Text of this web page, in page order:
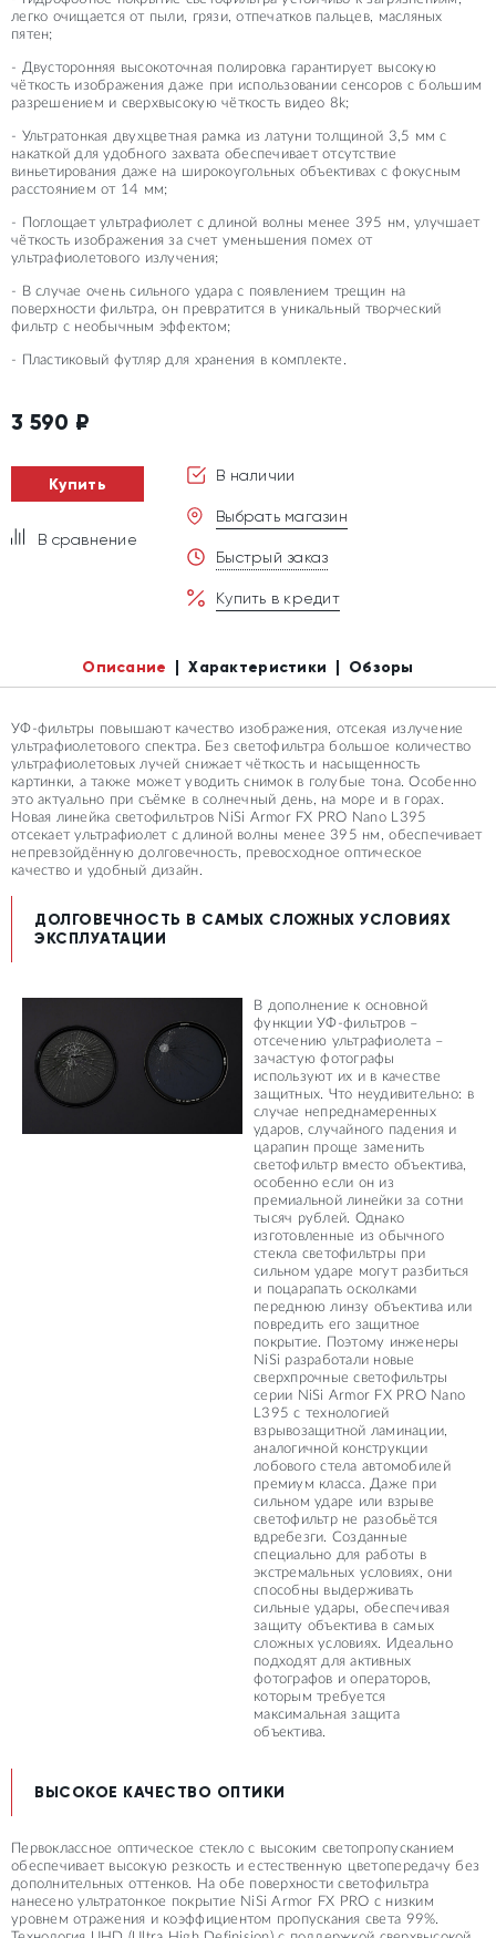
легко очищается от пыли, грязи, отпечатков пальцев, масляных
пятен;
- Двусторонняя высокоточная полировка гарантирует высокую
чёткость изображения даже при использовании сенсоров с большим
разрешением и сверхвысокую чёткость видео 8k;
- Ультратонкая двухцветная рамка из латуни толщиной 3,5 мм с
накаткой для удобного захвата обеспечивает отсутствие
виньетирования даже на широкоугольных объективах с фокусным
расстоянием от 14 мм;
- Поглощает ультрафиолет с длиной волны менее 395 нм, улучшает
чёткость изображения за счет уменьшения помех от
ультрафиолетового излучения;
- В случае очень сильного удара с появлением трещин на
поверхности фильтра, он превратится в уникальный творческий
фильтр с необычным эффектом;
- Пластиковый футляр для хранения в комплекте.
3 590 ₽
Купить
В сравнение
В наличии
Выбрать магазин
Быстрый заказ
Купить в кредит
Описание Характеристики Обзоры
УФ-фильтры повышают качество изображения, отсекая излучение
ультрафиолетового спектра. Без светофильтра большое количество
ультрафиолетовых лучей снижает чёткость и насыщенность
картинки, а также может уводить снимок в голубые тона. Особенно
это актуально при съёмке в солнечный день, на море и в горах.
Новая линейка светофильтров NiSi Armor FX PRO Nano L395
отсекает ультрафиолет с длиной волны менее 395 нм, обеспечивает
непревзойдённую долговечность, превосходное оптическое
качество и удобный дизайн.
ДОЛГОВЕЧНОСТЬ В САМЫХ СЛОЖНЫХ УСЛОВИЯХ
ЭКСПЛУАТАЦИИ
В дополнение к основной
функции УФ-фильтров –
отсечению ультрафиолета –
зачастую фотографы
используют их и в качестве
защитных. Что неудивительно: в
случае непреднамеренных
ударов, случайного падения и
царапин проще заменить
светофильтр вместо объектива,
особенно если он из
премиальной линейки за сотни
тысяч рублей. Однако
изготовленные из обычного
стекла светофильтры при
сильном ударе могут разбиться
и поцарапать осколками
переднюю линзу объектива или
повредить его защитное
покрытие. Поэтому инженеры
NiSi разработали новые
сверхпрочные светофильтры
серии NiSi Armor FX PRO Nano
L395 с технологией
взрывозащитной ламинации,
аналогичной конструкции
лобового стела автомобилей
премиум класса. Даже при
сильном ударе или взрыве
светофильтр не разобьётся
вдребезги. Созданные
специально для работы в
экстремальных условиях, они
способны выдерживать
сильные удары, обеспечивая
защиту объектива в самых
сложных условиях. Идеально
подходят для активных
фотографов и операторов,
которым требуется
максимальная защита
объектива.
ВЫСОКОЕ КАЧЕСТВО ОПТИКИ
Первоклассное оптическое стекло с высоким светопропусканием
обеспечивает высокую резкость и естественную цветопередачу без
дополнительных оттенков. На обе поверхности светофильтра
нанесено ультратонкое покрытие NiSi Armor FX PRO с низким
уровнем отражения и коэффициентом пропускания света 99%.